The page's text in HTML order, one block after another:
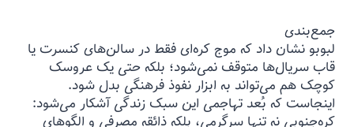
جمع‌بندی
لبوبو نشان داد که موج کره‌ای فقط در سالن‌های کنسرت یا
قاب سریال‌ها متوقف نمی‌شود؛ بلکه حتی یک عروسک
کوچک هم می‌تواند به ابزار نفوذ فرهنگی بدل شود.
اینجاست که بُعد تهاجمی این سبک زندگی آشکار می‌شود:
کره‌جنوبی نه تنها سرگرمی، بلکه ذائقه مصرفی و الگوهای